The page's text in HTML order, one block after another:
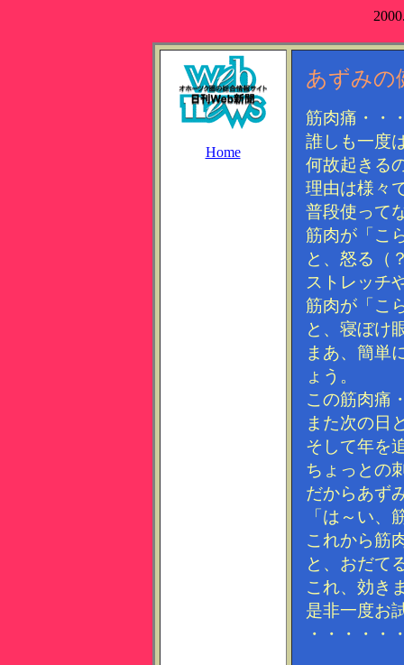
Home
あずみの
筋肉痛・・
誰しも一度
何故起きる
理由は様々
普段使って
筋肉が「こ
と、怒る（
ストレッチ
筋肉が「こ
と、寝ぼけ
まあ、簡単
ょう。
この筋肉痛
また次の日
そして年を
ちょっとの
だからあず
「は～い、
これから筋
と、おだて
これ、効き
是非一度お
・・・・・